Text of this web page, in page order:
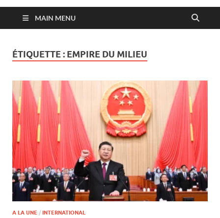
MAIN MENU
ÉTIQUETTE : EMPIRE DU MILIEU
A LA UNE / INTERNATIONAL